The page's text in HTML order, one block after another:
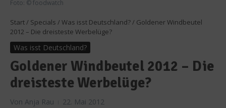
Foto: © foodwatch
Start / Specials / Was isst Deutschland? / Goldener Windbeutel
2012 – Die dreisteste Werbelüge?
Was isst Deutschland?
Goldener Windbeutel 2012 – Die
dreisteste Werbelüge?
Von Anja Rau 22. Mai 2012